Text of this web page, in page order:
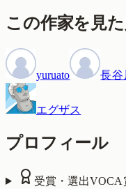
この作家を見
yuruato 長谷
エグザス
プロフィール
受賞・選出VOCA